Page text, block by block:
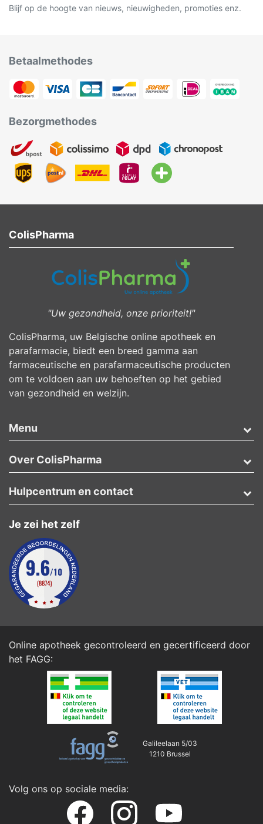
Blijf op de hoogte van nieuws, nieuwigheden, promoties enz.
Betaalmethodes
Bezorgmethodes
ColisPharma
"Uw gezondheid, onze prioriteit!"
ColisPharma, uw Belgische online apotheek en
parafarmacie, biedt een breed gamma aan
farmaceutische en parafarmaceutische producten
om te voldoen aan uw behoeften op het gebied
van gezondheid en welzijn.
Menu
Over ColisPharma
Je zei het zelf
Hulpcentrum en contact
Online apotheek gecontroleerd en gecertificeerd door
het FAGG:
Galileelaan 5/03
1210 Brussel
Volg ons op sociale media: